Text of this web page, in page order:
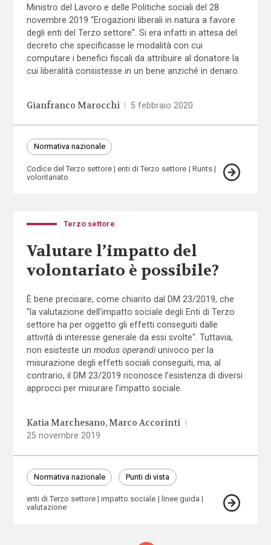
Ministro del Lavoro e delle Politiche sociali del 28
novembre 2019 “Erogazioni liberali in natura a favore
degli enti del Terzo settore”. Si era infatti in attesa del
decreto che specificasse le modalità con cui
computare i benefici fiscali da attribuire al donatore la
cui liberalità consistesse in un bene anziché in denaro.
Gianfranco Marocchi | 5 febbraio 2020
Normativa nazionale
Codice del Terzo settore enti di Terzo settore
Runts
volontariato
Terzo settore
Valutare l’impatto del
volontariato è possibile?
È bene precisare, come chiarito dal DM 23/2019, che
“la valutazione dell’impatto sociale degli Enti di Terzo
settore ha per oggetto gli effetti conseguiti dalle
attività di interesse generale da essi svolte". Tuttavia,
non esisteste un modus operandiunivoco per la
misurazione degli effetti sociali conseguiti, ma, al
contrario, il DM 23/2019 riconosce l’esistenza di diversi
approcci per misurare l’impatto sociale.
Katia Marchesano Marco Accorinti
25 novembre 2019
Normativa nazionale Punti di vista
enti di Terzo settore impatto sociale
linee guida
valutazione